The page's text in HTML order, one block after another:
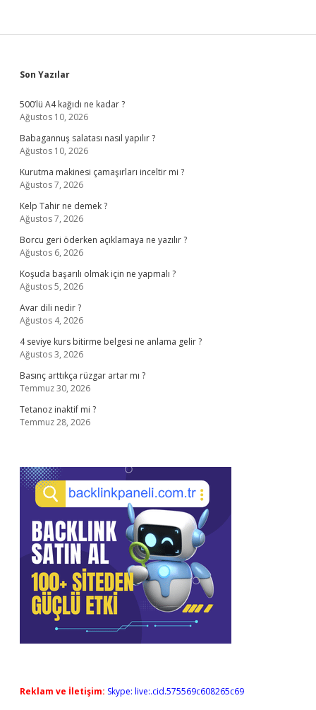
Sidebar
Son Yazılar
500’lü A4 kağıdı ne kadar ?
Ağustos 10, 2026
Babagannuş salatası nasıl yapılır ?
Ağustos 10, 2026
Kurutma makinesi çamaşırları inceltir mi ?
Ağustos 7, 2026
Kelp Tahir ne demek ?
Ağustos 7, 2026
Borcu geri öderken açıklamaya ne yazılır ?
Ağustos 6, 2026
Koşuda başarılı olmak için ne yapmalı ?
Ağustos 5, 2026
Avar dili nedir ?
Ağustos 4, 2026
4 seviye kurs bitirme belgesi ne anlama gelir ?
Ağustos 3, 2026
Basınç arttıkça rüzgar artar mı ?
Temmuz 30, 2026
Tetanoz inaktif mi ?
Temmuz 28, 2026
Reklam ve İletişim: Skype: live:.cid.575569c608265c69